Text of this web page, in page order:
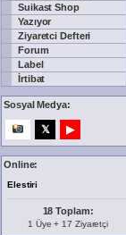
Suikast Shop
Yazıyor
Ziyaretci Defteri
Forum
Label
İrtibat
Sosyal Medya:
𝕏 ▶
Online:
Elestiri
18 Toplam:
1 Üye + 17 Ziyaretçi